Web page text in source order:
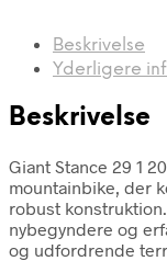
Beskrivelse
Yderligere
Beskrivelse
Giant Stance 29 1
mountainbike, der
robust
nybegyndere og
og udfordrende